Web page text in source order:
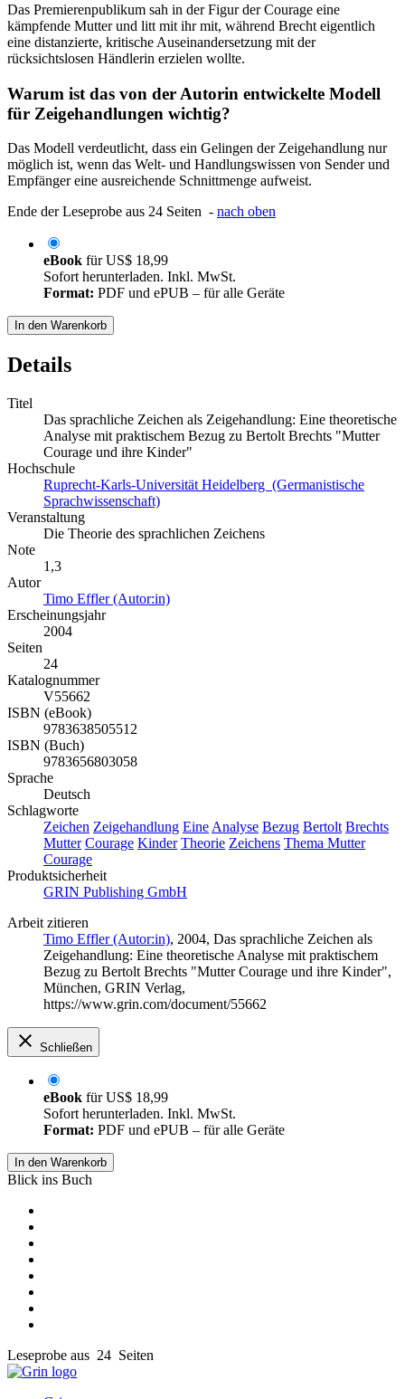
Das Premierenpublikum sah in der Figur der Courage eine
kämpfende Mutter und litt mit ihr mit, während Brecht eigentlich
eine distanzierte, kritische Auseinandersetzung mit der
rücksichtslosen Händlerin erzielen wollte.
Warum ist das von der Autorin entwickelte Modell
für Zeigehandlungen wichtig?
Das Modell verdeutlicht, dass ein Gelingen der Zeigehandlung nur
möglich ist, wenn das Welt- und Handlungswissen von Sender und
Empfänger eine ausreichende Schnittmenge aufweist.
Ende der Leseprobe aus 24 Seiten - nach oben
eBook fürUS$ 18,99
Sofort herunterladen. Inkl. MwSt.
Format: PDF und ePUB – für alle Geräte
In den Warenkorb
Details
Titel
Das sprachliche Zeichen als Zeigehandlung: Eine theoretische
Analyse mit praktischem Bezug zu Bertolt Brechts "Mutter
Courage und ihre Kinder"
Hochschule
Ruprecht-Karls-Universität Heidelberg (Germanistische
Sprachwissenschaft)
Veranstaltung
Die Theorie des sprachlichen Zeichens
Note
1,3
Autor
Timo Effler (Autor:in)
Erscheinungsjahr
2004
Seiten
24
Katalognummer
V55662
ISBN (eBook)
9783638505512
ISBN (Buch)
9783656803058
Sprache
Deutsch
Schlagworte
Zeichen Zeigehandlung Eine Analyse Bezug Bertolt Brechts
Mutter Courage Kinder Theorie Zeichens Thema Mutter
Courage
Produktsicherheit
GRIN Publishing GmbH
Arbeit zitieren
Timo Effler (Autor:in), 2004, Das sprachliche Zeichen als
Zeigehandlung: Eine theoretische Analyse mit praktischem
Bezug zu Bertolt Brechts "Mutter Courage und ihre Kinder",
München, GRIN Verlag,
https://www.grin.com/document/55662
Schließen
eBook fürUS$ 18,99
Sofort herunterladen. Inkl. MwSt.
Format: PDF und ePUB – für alle Geräte
In den Warenkorb
Blick ins Buch
Leseprobe aus 24 Seiten